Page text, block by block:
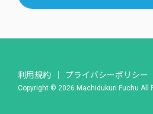
利用規約 プライバシーポリシー
Copyright © 2026 Machidukuri Fuchu All